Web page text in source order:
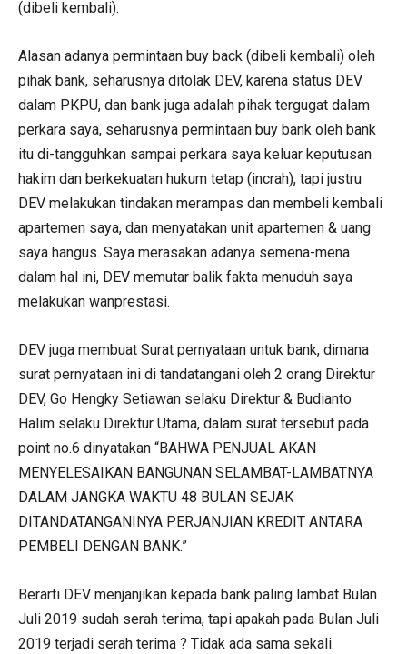
(dibeli kembali).
Alasan adanya permintaan buy back (dibeli kembali) oleh
pihak bank, seharusnya ditolak DEV, karena status DEV
dalam PKPU, dan bank juga adalah pihak tergugat dalam
perkara saya, seharusnya permintaan buy bank oleh bank
itu di-tangguhkan sampai perkara saya keluar keputusan
hakim dan berkekuatan hukum tetap (incrah), tapi justru
DEV melakukan tindakan merampas dan membeli kembali
apartemen saya, dan menyatakan unit apartemen & uang
saya hangus. Saya merasakan adanya semena-mena
dalam hal ini, DEV memutar balik fakta menuduh saya
melakukan wanprestasi.
DEV juga membuat Surat pernyataan untuk bank, dimana
surat pernyataan ini di tandatangani oleh 2 orang Direktur
DEV, Go Hengky Setiawan selaku Direktur & Budianto
Halim selaku Direktur Utama, dalam surat tersebut pada
point no.6 dinyatakan “BAHWA PENJUAL AKAN
MENYELESAIKAN BANGUNAN SELAMBAT-LAMBATNYA
DALAM JANGKA WAKTU 48 BULAN SEJAK
DITANDATANGANINYA PERJANJIAN KREDIT ANTARA
PEMBELI DENGAN BANK.”
Berarti DEV menjanjikan kepada bank paling lambat Bulan
Juli 2019 sudah serah terima, tapi apakah pada Bulan Juli
2019 terjadi serah terima ? Tidak ada sama sekali.